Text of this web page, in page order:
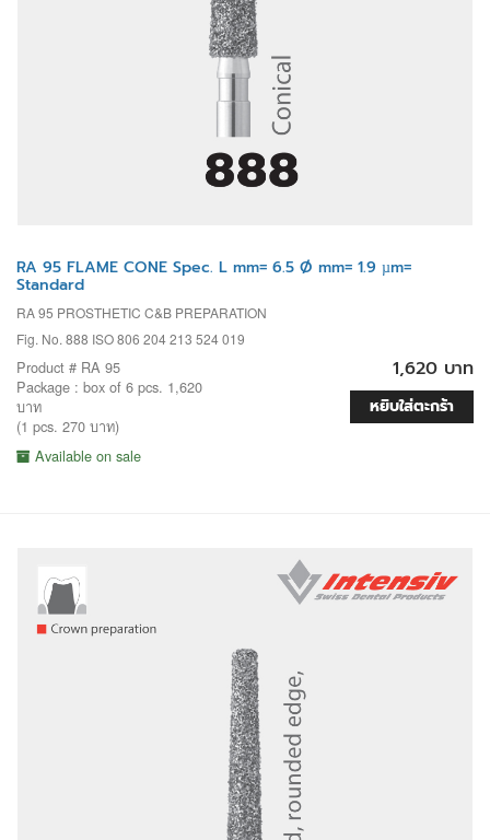
RA 95 FLAME CONE Spec. L mm= 6.5 Ø mm= 1.9 µm=
Standard
RA 95 PROSTHETIC C&B PREPARATION
Fig. No. 888 ISO 806 204 213 524 019
Product # RA 95
Package : box of 6 pcs. 1,620
บาท
(1 pcs. 270 บาท)
Available on sale
1,620 บาท
หยิบใส่ตะกร้า